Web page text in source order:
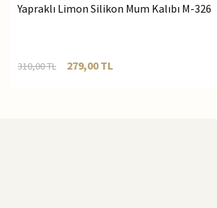
Yapraklı Limon Silikon Mum Kalıbı M-326
310,00TL 279,00TL